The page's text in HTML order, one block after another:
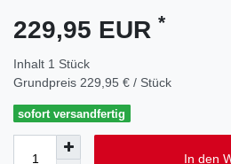
229,95 EUR *
Inhalt 1 Stück
Grundpreis 229,95 € / Stück
sofort versandfertig
In den